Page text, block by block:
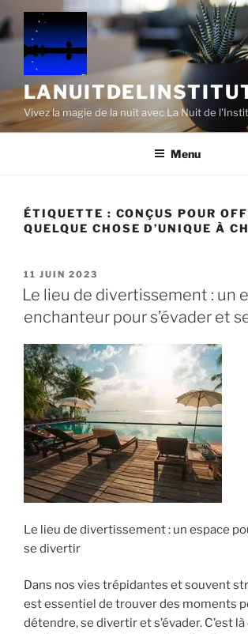
Aller
au
contenu
principal
Vivez la magie de la nuit avec La Nuit de
Menu
ÉTIQUETTE : CONÇUS POUR
QUELQUE CHOSE D’UNIQUE À
PUBLIÉ
LE
11 JUIN 2023
Le lieu de divertissement : un
enchanteur pour s’évader et
Le lieu de divertissement : un espace
se divertir
Dans nos vies trépidantes et souvent
est essentiel de trouver des moments
détendre, se divertir et s’évader. C’est